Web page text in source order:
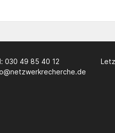
030 49 85 40 12